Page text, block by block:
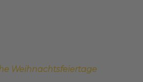
Weihnachtsfeiertage